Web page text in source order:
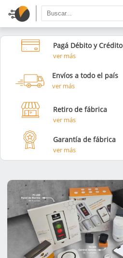
Pagá Débito y Crédito
ver más
Envíos a todo el país
ver más
Retiro de fábrica
ver más
Garantía de fábrica
ver más